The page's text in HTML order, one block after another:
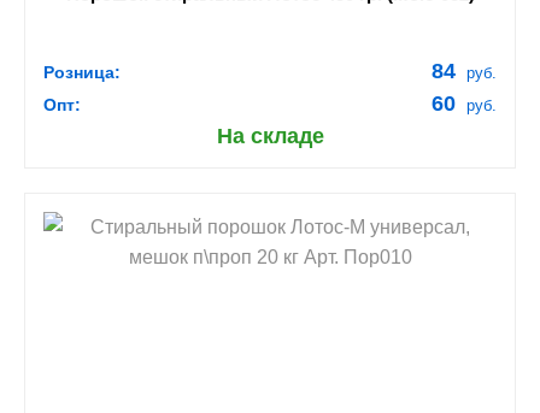
Розница: 84 руб.
Опт: 60 руб.
На складе
shopping_cart В КОРЗИНУ